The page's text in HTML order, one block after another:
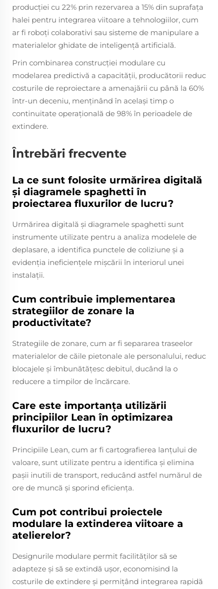
producției cu 22% prin rezervarea a 15% din suprafața
halei pentru integrarea viitoare a tehnologiilor, cum
ar fi roboți colaborativi sau sisteme de manipulare a
materialelor ghidate de inteligență artificială.
Prin combinarea construcției modulare cu
modelarea predictivă a capacității, producătorii reduc
costurile de reproiectare a amenajării cu până la 60%
într-un deceniu, menținând în același timp o
continuitate operațională de 98% în perioadele de
extindere.
Întrebări frecvente
La ce sunt folosite urmărirea digitală
și diagramele spaghetti în
proiectarea fluxurilor de lucru?
Urmărirea digitală și diagramele spaghetti sunt
instrumente utilizate pentru a analiza modelele de
deplasare, a identifica punctele de coliziune și a
evidenția ineficiențele mișcării în interiorul unei
instalații.
Cum contribuie implementarea
strategiilor de zonare la
productivitate?
Strategiile de zonare, cum ar fi separarea traseelor
materialelor de căile pietonale ale personalului, reduc
blocajele și îmbunătățesc debitul, ducând la o
reducere a timpilor de încărcare.
Care este importanța utilizării
principiilor Lean în optimizarea
fluxurilor de lucru?
Principiile Lean, cum ar fi cartografierea lanțului de
valoare, sunt utilizate pentru a identifica și elimina
pașii inutili de transport, reducând astfel numărul de
ore de muncă și sporind eficiența.
Cum pot contribui proiectele
modulare la extinderea viitoare a
atelierelor?
Designurile modulare permit facilităților să se
adapteze și să se extindă ușor, economisind la
costurile de extindere și permițând integrarea rapidă